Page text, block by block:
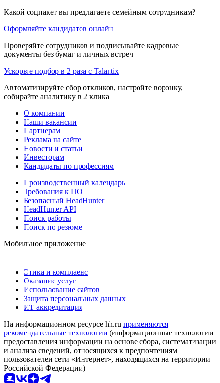
Какой соцпакет вы предлагаете семейным сотрудникам?
Оформляйте кандидатов онлайн
Проверяйте сотрудников и подписывайте кадровые
документы без бумаг и личных встреч
Ускорьте подбор в 2 раза с Talantix
Автоматизируйте сбор откликов, настройте воронку,
собирайте аналитику в 2 клика
О компании
Наши вакансии
Партнерам
Реклама на сайте
Новости и статьи
Инвесторам
Кандидаты по профессиям
Производственный календарь
Требования к ПО
Безопасный HeadHunter
HeadHunter API
Поиск работы
Поиск по резюме
Мобильное приложение
Этика и комплаенс
Оказание услуг
Использование сайтов
Защита персональных данных
ИТ аккредитация
На информационном ресурсе hh.ru применяются
рекомендательные технологии (информационные технологии
предоставления информации на основе сбора, систематизации
и анализа сведений, относящихся к предпочтениям
пользователей сети «Интернет», находящихся на территории
Российской Федерации)